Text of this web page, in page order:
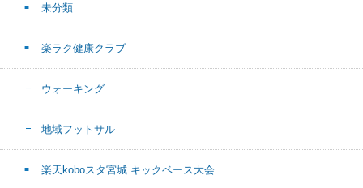
未分類
楽ラク健康クラブ
ウォーキング
地域フットサル
楽天koboスタ宮城 キックベース大会